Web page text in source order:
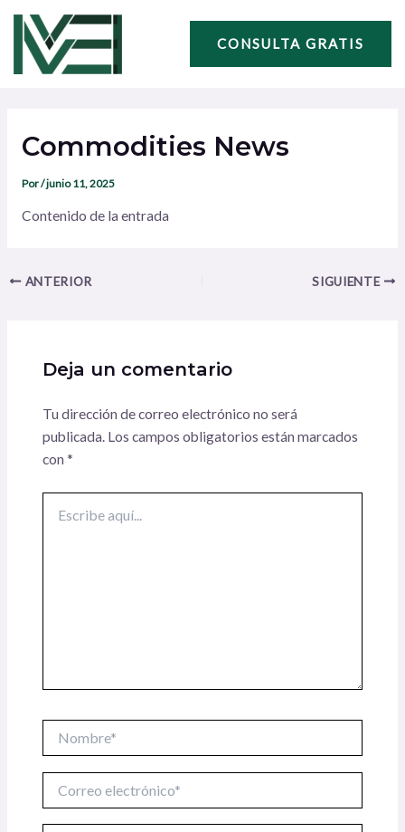
contenido
CONSULTA GRATIS
Commodities News
Por/junio 11, 2025
Contenido de la entrada
entradas
ANTERIOR SIGUIENTE
Deja un comentario
Tu dirección de correo electrónico no será
publicada. Los campos obligatorios están marcados
con *
aquí...
electrónico*